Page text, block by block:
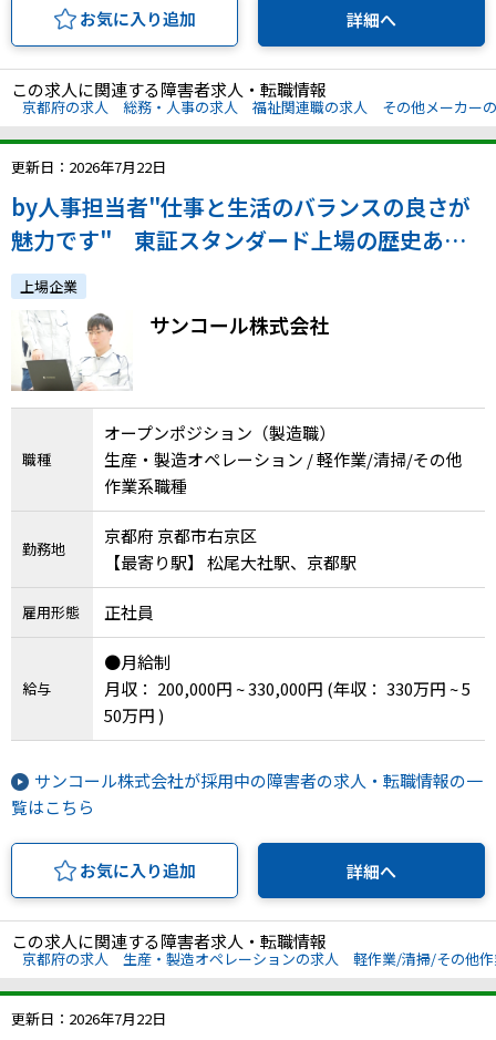
お気に入り追加 詳細へ
この求人に関連する障害者求人・転職情報
京都府の求人 総務・人事の求人 福祉関連職の求人 その他メーカー
更新日：2026年7月22日
by人事担当者"仕事と生活のバランスの良さが
魅力です" 東証スタンダード上場の歴史ある
精密部品メーカーで製造職として働きません
か？【正社員】
上場企業
サンコール株式会社
職種
オープンポジション（製造職）
生産・製造オペレーション / 軽作業/清掃/その他
作業系職種
勤務地
京都府 京都市右京区
【最寄り駅】 松尾大社駅、京都駅
雇用形態 正社員
給与
●月給制
月収： 200,000円 ~ 330,000円 (年収： 330万円 ~ 5
50万円 )
サンコール株式会社が採用中の障害者の求人・転職情報の一
覧はこちら
お気に入り追加 詳細へ
この求人に関連する障害者求人・転職情報
京都府の求人 生産・製造オペレーションの求人 軽作業/清掃/その他
更新日：2026年7月22日